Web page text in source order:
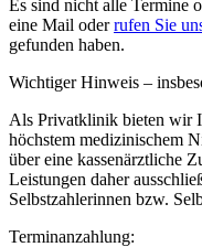
Es sind nicht alle Termine
eine Mail oderrufen Sie
gefunden haben.
Wichtiger Hinweis –
Als Privatklinik bieten wir
höchstem medizinischem
über eine kassenärztliche
Leistungen daher
Selbstzahlerinnen bzw.
Terminanzahlung: